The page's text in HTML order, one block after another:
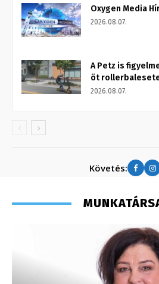
Oxygen Media
2026.08.07.
A Petz is
öt
2026.08.07.
Követés: